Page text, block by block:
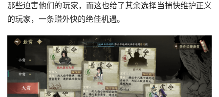
那些迫害他们的玩家，而这也给了其余选择当捕快维护正义
的玩家，一条赚外快的绝佳机遇。